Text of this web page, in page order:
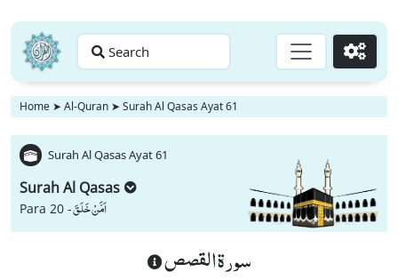
Search Go
Home ➤ Al-Quran ➤ Surah Al Qasas Ayat 61
Surah Al Qasas Ayat 61
Surah Al Qasas
Para 20 -اَمَّنْ خَلَقَ
سورة القصص